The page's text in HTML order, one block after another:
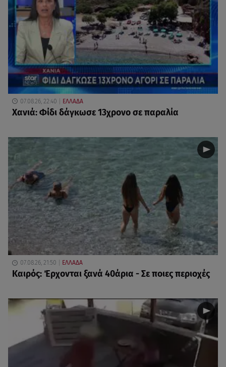
07.08.26, 22:40 ΕΛΛΑΔΑ
Χανιά: Φίδι δάγκωσε 13χρονο σε παραλία
07.08.26, 21:50 ΕΛΛΑΔΑ
Καιρός: Έρχονται ξανά 40άρια - Σε ποιες περιοχές